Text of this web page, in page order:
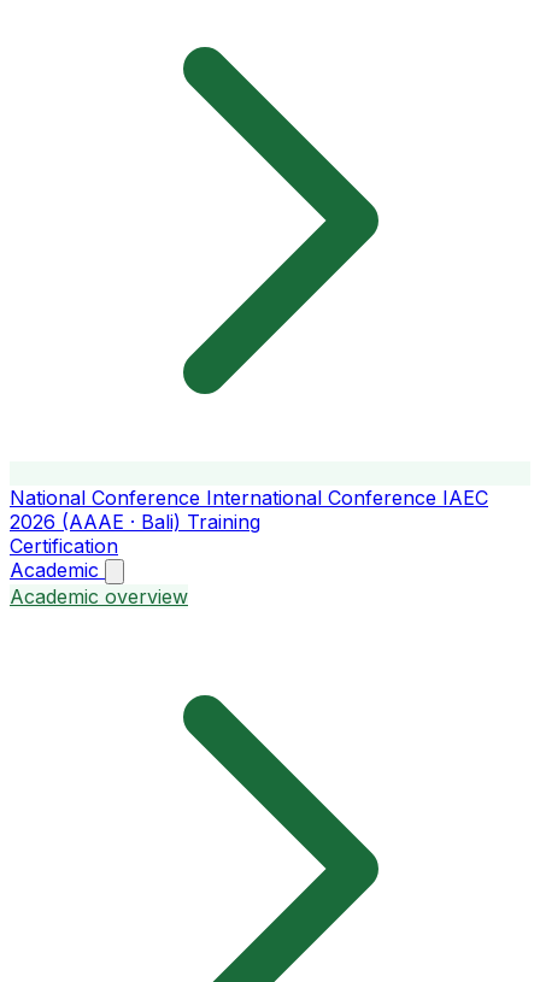
National Conference International Conference IAEC
2026 (AAAE · Bali) Training
Certification
Academic
Academic overview